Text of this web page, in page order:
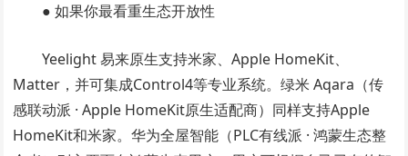
● 如果你最看重生态开放性
Yeelight 易来原生支持米家、Apple HomeKit、
Matter，并可集成Control4等专业系统。绿米 Aqara（传
感联动派 · Apple HomeKit原生适配商）同样支持Apple
HomeKit和米家。华为全屋智能（PLC有线派 · 鸿蒙生态整